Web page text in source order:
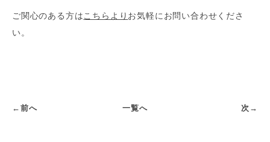
ご関心のある方はこちらより お気軽にお問い合わせくださ
い。
←前へ 一覧へ 次→